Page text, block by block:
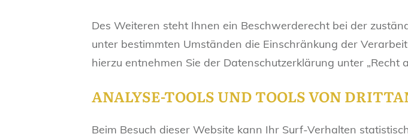
Des Weiteren steht Ihnen ein Beschwerderecht bei der
unter bestimmten Umständen die Einschränkung der
hierzu entnehmen Sie der Datenschutzerklärung unter „Recht
ANALYSE-TOOLS UND TOOLS VON
Beim Besuch dieser Website kann Ihr Surf-Verhalten